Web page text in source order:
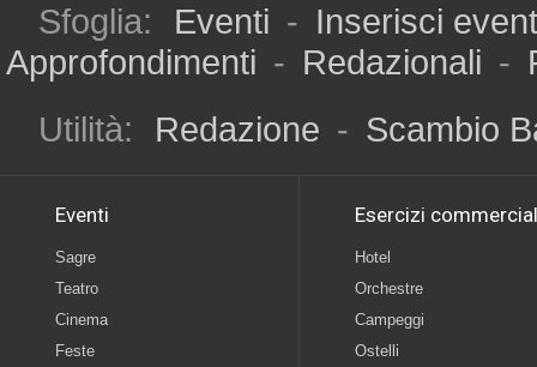
Sfoglia: Eventi - Inserisci
Approfondimenti - Redazionali -
Utilità:
Redazione - Scambio
Eventi
Sagre
Teatro
Cinema
Feste
Esercizi
Hotel
Orchestre
Campeggi
Ostelli